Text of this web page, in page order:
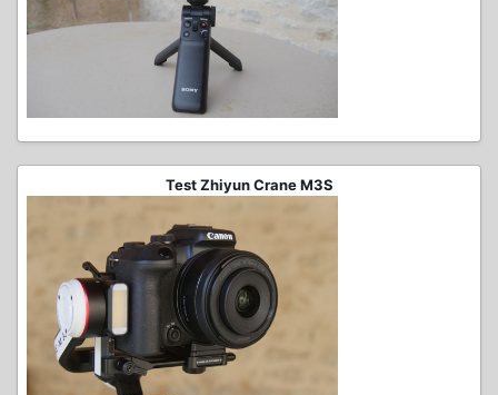
Test Zhiyun Crane M3S